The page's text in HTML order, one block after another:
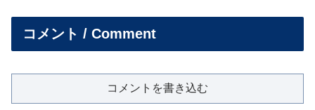
コメント / Comment
コメントを書き込む